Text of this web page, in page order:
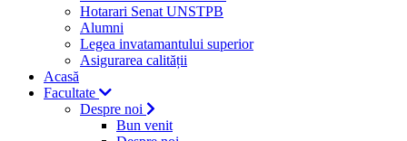
Hotarari Senat UNSTPB
Alumni
Legea invatamantului superior
Asigurarea calității
Acasă
Facultate
Despre noi
Bun venit